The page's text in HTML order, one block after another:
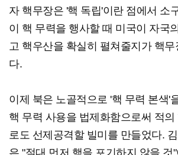
자 핵무장은 '핵 독립'이란 점에서 소
이 핵 무력을 행사할 때 미국이 자국
고 핵우산을 확실히 펼쳐줄지가 핵무
다.
이제 북은 노골적으로 '핵 무력 본색'
핵 무력 사용을 법제화함으로써 적
로도 선제공격할 빌미를 만들었다.